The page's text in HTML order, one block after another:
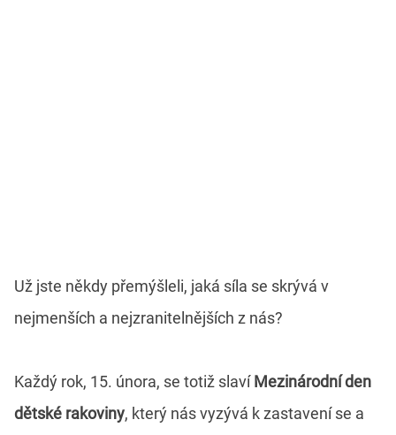
Už jste někdy přemýšleli, jaká síla se skrývá v
nejmenších a nejzranitelnějších z nás?
Každý rok, 15. února, se totiž slavíMezinárodní den
dětské rakoviny, který nás vyzývá k zastavení se a